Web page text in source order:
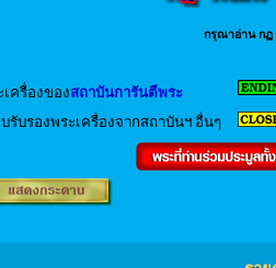
กรุณาอ่าน กฏ
ครื่องของสถาบันการันตีพระ
รับรองพระเครื่องจากสถาบันฯ อื่นๆ